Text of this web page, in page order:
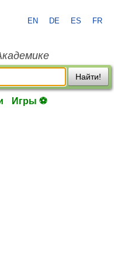
EN DE ES FR
Найти!
Игры ⚽